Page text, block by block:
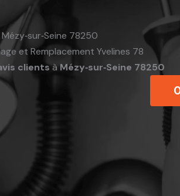
78250
et Remplacement Yvelines 78
clientsàMézy‑sur‑Seine 78250